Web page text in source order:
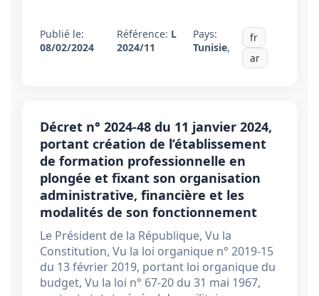
Publié le:
08/02/2024
Référence: L
2024/11
Pays:
Tunisie,
fr
ar
Décret n° 2024-48 du 11 janvier 2024,
portant création de l’établissement
de formation professionnelle en
plongée et fixant son organisation
administrative, financière et les
modalités de son fonctionnement
Le Président de la République, Vu la
Constitution, Vu la loi organique n° 2019-15
du 13 février 2019, portant loi organique du
budget, Vu la loi n° 67-20 du 31 mai 1967,